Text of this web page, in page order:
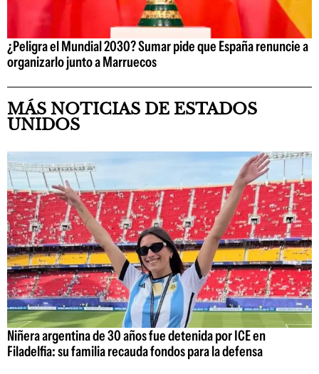
¿Peligra el Mundial 2030? Sumar pide que España renuncie a
organizarlo junto a Marruecos
MÁS NOTICIAS DE ESTADOS
UNIDOS
Niñera argentina de 30 años fue detenida por ICE en
Filadelfia: su familia recauda fondos para la defensa